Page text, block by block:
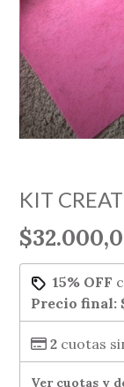
KIT
15% OFF
Precio final:
2 cuotas
Ver cuotas y